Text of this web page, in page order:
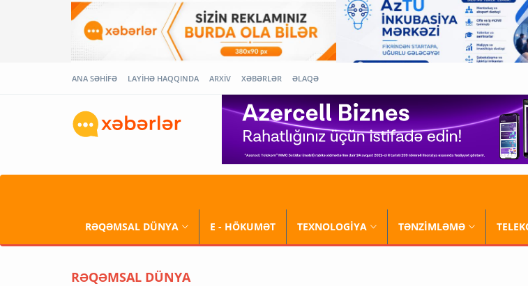
ANA SƏHİFƏ LAYİHƏ HAQQINDA ARXİV XƏBƏRLƏR ƏLAQƏ
RƏQƏMSAL DÜNYA E - HÖKUMƏT TEXNOLOGİYA TƏNZİMLƏMƏ
RƏQƏMSAL DÜNYA